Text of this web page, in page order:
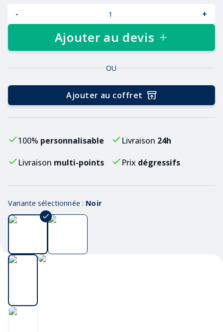
- +
Ajouter au devis
OU
Ajouter au coffret
100% personnalisable Livraison 24h
Livraison multi-points Prix dégressifs
Variante sélectionnée : Noir